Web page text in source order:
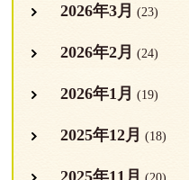
2026年3月 (23)
2026年2月 (24)
2026年1月 (19)
2025年12月 (18)
2025年11月